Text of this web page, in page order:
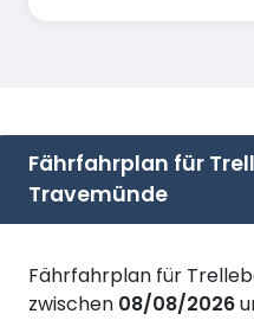
Fährfahrplan für
Travemünde
Fährfahrplan für
zwischen 08/08/2026